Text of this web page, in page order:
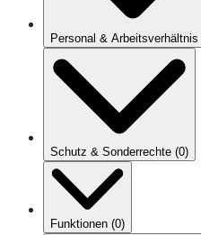
Personal & Arbeitsverhältnis
Schutz & Sonderrechte (0)
Funktionen (0)